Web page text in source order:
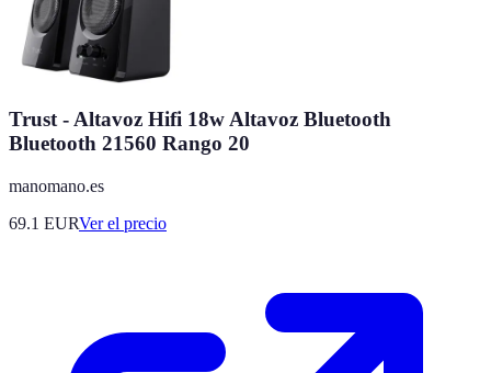
Trust - Altavoz Hifi 18w Altavoz Bluetooth
Bluetooth 21560 Rango 20
manomano.es
69.1 EURVer el precio